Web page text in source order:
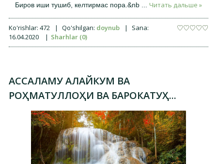
Биров иши тушиб, келтирмас пора.&nb
Читать дальше »
Ko'rishlar: 472 | Qo'shilgan: doynub |
Sana:
16.04.2020
| Sharhlar (0)
АССАЛАМУ АЛАЙКУМ ВА
РОҲМАТУЛЛОҲИ ВА БАРОКАТУҲ...